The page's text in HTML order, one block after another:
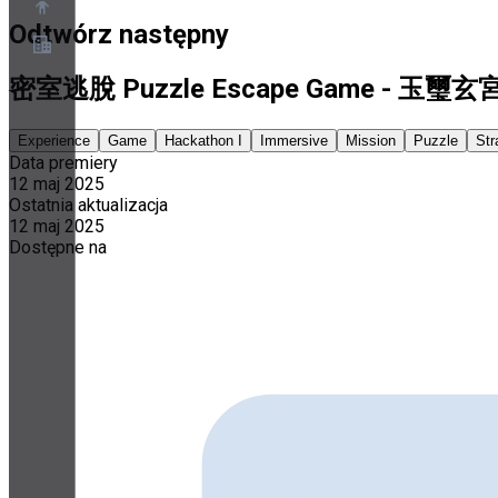
O nas
Warunki korzystania z usługi
Polityka prywatności
Polityka plików cookie
Ustawienia plików cookie
Biała księga bezpieczeństwa i prywatności
Odtwórz następny
密室逃脫 Puzzle Escape Game - 玉璽玄
Experience Game Hackathon I Immersive Mission Puzzle
Data premiery
12 maj 2025
Ostatnia aktualizacja
12 maj 2025
Dostępne na